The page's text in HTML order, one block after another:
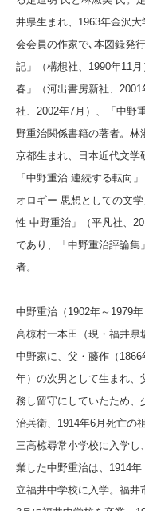
井県生まれ、1963年金沢
会会員の作家で､本図録発
記」（構想社、1990年11
春」（河出書房新社、
社、2002年7月）、「中野
野重治関係書籍の著者。林
京都生まれ、日本近代文学
「中野重治 連続する転向
オロギー 思想としての文
性 中野重治」（平凡社、
であり、「中野重治評論集
者。
中野重治（1902年～1979
高椋村一本田（現・福井県
中野家に、父・藤作（
年）の次男として生まれ、
務し留守にしていたため、
治兵衛、1914年6月死亡の
三高椋尋常小学校に入学し
業した中野重治は、1914
立福井中学校に入学。福